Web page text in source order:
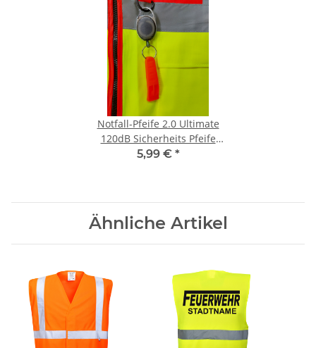
Notfall-Pfeife 2.0 Ultimate
120dB Sicherheits Pfeife
Signal Pfeife an
5,99 € *
Ähnliche Artikel